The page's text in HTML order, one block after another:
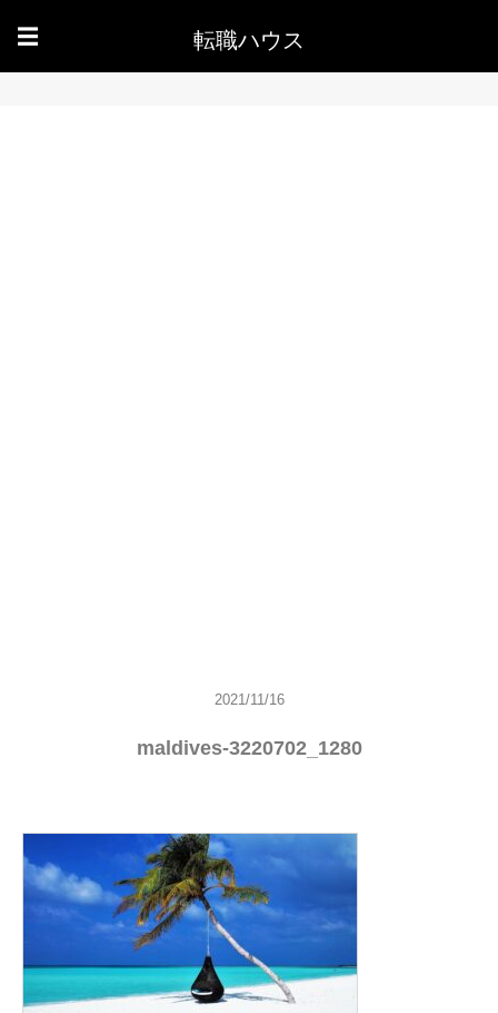
☰ 転職ハウス
2021/11/16
maldives-3220702_1280